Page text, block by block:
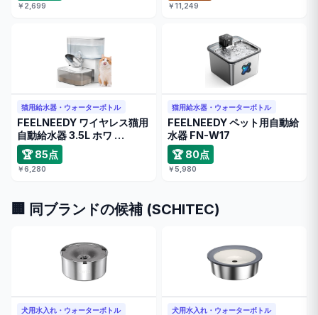
￥2,699 ￥11,249
猫用給水器・ウォーターボトル
FEELNEEDY ワイヤレス猫用
自動給水器 3.5L ホワ …
🏆 85点
￥6,280
猫用給水器・ウォーターボトル
FEELNEEDY ペット用自動給
水器 FN-W17
🏆 80点
￥5,980
🏢 同ブランドの候補 (SCHITEC)
犬用水入れ・ウォーターボトル 犬用水入れ・ウォーターボトル